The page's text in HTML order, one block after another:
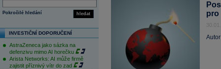
hledat
Pokročilé hledání
INVESTIČNÍ DOPORUČENÍ
AstraZeneca jako sázka na
defenzivu mimo AI horečku
Arista Networks: AI může firmě
zajistit příznivý vítr do zad
pro